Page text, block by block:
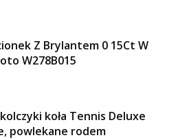
Z Brylantem 0 15Ct W
W278B015
koła Tennis Deluxe
powlekane rodem